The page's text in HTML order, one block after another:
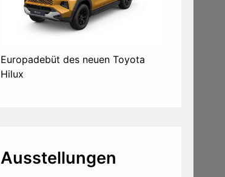
Europadebüt des neuen Toyota
Hilux
Ausstellungen